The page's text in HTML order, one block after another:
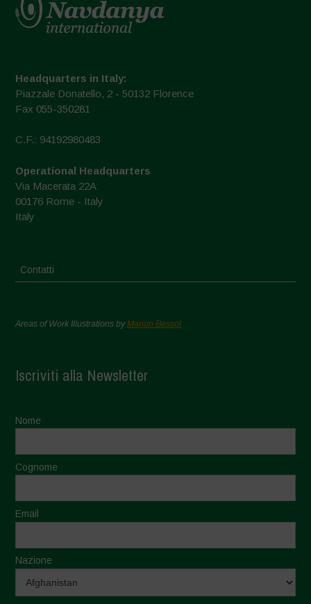
Headquarters in Italy:
Piazzale Donatello, 2 - 50132 Florence
Fax 055-350281
C.F.: 94192980483
Operational Headquarters
Via Macerata 22A
00176 Rome - Italy
Italy
Contatti
Areas of Work Illustrations byMarion Bessol
Iscriviti alla Newsletter
Nome
Cognome
Email
Nazione